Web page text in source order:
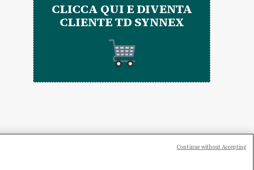
CLICCA QUI E DIVENTA
CLIENTE TD SYNNEX
Continue without Accepting